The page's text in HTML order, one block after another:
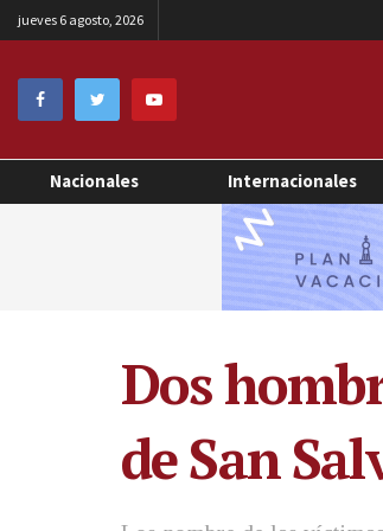
jueves 6 agosto, 2026
Nacionales Internacionales
Dos
de San